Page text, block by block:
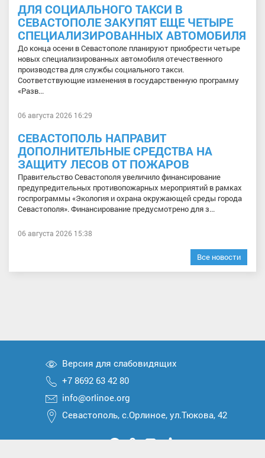
ДЛЯ СОЦИАЛЬНОГО ТАКСИ В
СЕВАСТОПОЛЕ ЗАКУПЯТ ЕЩЕ ЧЕТЫРЕ
СПЕЦИАЛИЗИРОВАННЫХ АВТОМОБИЛЯ
До конца осени в Севастополе планируют приобрести четыре
новых специализированных автомобиля отечественного
производства для службы социального такси.
Соответствующие изменения в государственную программу
«Разв...
06 августа 2026 16:29
СЕВАСТОПОЛЬ НАПРАВИТ
ДОПОЛНИТЕЛЬНЫЕ СРЕДСТВА НА
ЗАЩИТУ ЛЕСОВ ОТ ПОЖАРОВ
Правительство Севастополя увеличило финансирование
предупредительных противопожарных мероприятий в рамках
госпрограммы «Экология и охрана окружающей среды города
Севастополя». Финансирование предусмотрено для з...
06 августа 2026 15:38
Все новости
Версия для слабовидящих
+7 8692 63 42 80
info@orlinoe.org
Севастополь, с.Орлиное, ул.Тюкова, 42
МыМыМыМыМы